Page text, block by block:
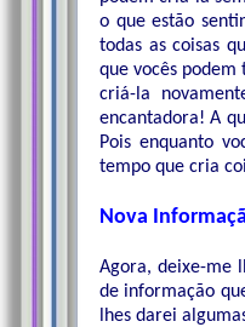
o que estão
todas as coisas
que vocês
criá-la
encantadora! A
Pois enquanto
tempo que cria
Nova
Agora, deixe-me
de informação
lhes darei